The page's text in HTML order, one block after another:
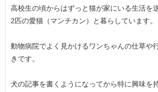
高校生の頃からはずっと猫が家にいる生活を
2匹の愛猫（マンチカン）と暮らしています。
動物病院でよく見かけるワンちゃんの仕草や
きです。
犬の記事を書くようになってから特に興味を